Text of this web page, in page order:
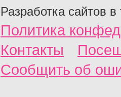
Разработка сайтов в
Политика
Контакты
Сообщить об